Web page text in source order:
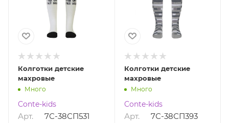
Колготки детские
махровые
Много
Conte-kids
Арт. 7С-38СП531
Колготки детские
махровые
Много
Conte-kids
Арт. 7С-38СП393